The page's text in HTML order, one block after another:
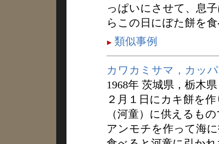
っぱいにさせて、息
らこの日にぼた餅を
類似事例
カワカミサマ，カッパ
1968年 茨城県，栃木県
２月１日にカキ餅を
（河童）に供えるも
アンモチを作って海